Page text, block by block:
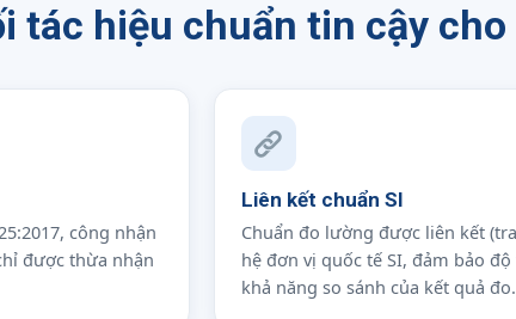
tác hiệu chuẩn tin cậy cho
công nhận
được thừa nhận
Liên kết chuẩn SI
Chuẩn đo lường được liên kết
hệ đơn vị quốc tế SI, đảm bảo độ
khả năng so sánh của kết quả đo.